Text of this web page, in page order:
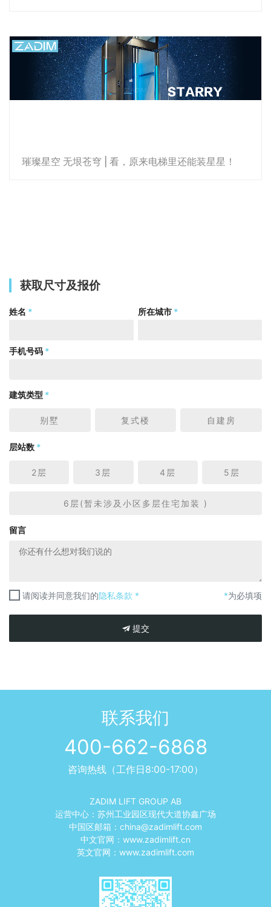
璀璨星空 无垠苍穹 | 看，原来电梯里还能装星星！
获取尺寸及报价
姓名 * 所在城市 *
手机号码 *
建筑类型 *
别墅 复式楼 自建房
层站数 *
2层 3层 4层 5层
6层(暂未涉及小区多层住宅加装 )
留言
请阅读并同意我们的隐私条款 * *为必填项
提交
联系我们
400-662-6868
咨询热线（工作日8:00-17:00）
ZADIM LIFT GROUP AB
运营中心：苏州工业园区现代大道协鑫广场
中国区邮箱： china@zadimlift.com
中文官网： www.zadimlift.cn
英文官网： www.zadimlift.com